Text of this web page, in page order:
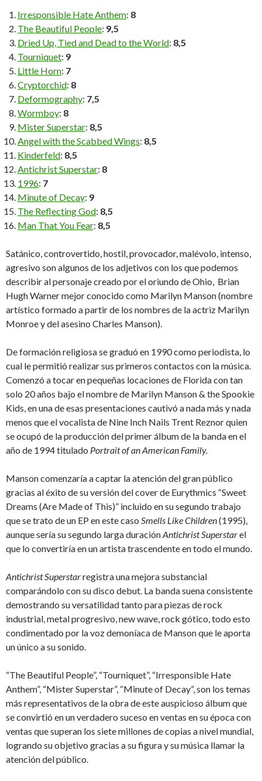
Irresponsible Hate Anthem: 8
The Beautiful People: 9,5
Dried Up, Tied and Dead to the World: 8,5
Tourniquet: 9
Little Horn: 7
Cryptorchid: 8
Deformography: 7,5
Wormboy: 8
Mister Superstar: 8,5
Angel with the Scabbed Wings: 8,5
Kinderfeld: 8,5
Antichrist Superstar: 8
1996: 7
Minute of Decay: 9
The Reflecting God: 8,5
Man That You Fear: 8,5
Satánico, controvertido, hostil, provocador, malévolo, intenso,
agresivo son algunos de los adjetivos con los que podemos
describir al personaje creado por el oriundo de Ohio, Brian
Hugh Warner mejor conocido como Marilyn Manson (nombre
artístico formado a partir de los nombres de la actriz Marilyn
Monroe y del asesino Charles Manson).
De formación religiosa se graduó en 1990 como periodista, lo
cual le permitió realizar sus primeros contactos con la música.
Comenzó a tocar en pequeñas locaciones de Florida con tan
solo 20 años bajo el nombre de Marilyn Manson & the Spookie
Kids, en una de esas presentaciones cautivó a nada más y nada
menos que el vocalista de Nine Inch Nails Trent Reznor quien
se ocupó de la producción del primer álbum de la banda en el
año de 1994 titulado Portrait of an American Family.
Manson comenzaría a captar la atención del gran público
gracias al éxito de su versión del cover de Eurythmics “Sweet
Dreams (Are Made of This)” incluido en su segundo trabajo
que se trato de un EP en este caso Smells Like Children(1995),
aunque sería su segundo larga duraciónAntichrist Superstarel
que lo convertiría en un artista trascendente en todo el mundo.
Antichrist Superstarregistra una mejora substancial
comparándolo con su disco debut. La banda suena consistente
demostrando su versatilidad tanto para piezas de rock
industrial, metal progresivo, new wave, rock gótico, todo esto
condimentado por la voz demoníaca de Manson que le aporta
un único a su sonido.
“The Beautiful People”, “Tourniquet”, “Irresponsible Hate
Anthem”, “Mister Superstar”, “Minute of Decay”, son los temas
más representativos de la obra de este auspicioso álbum que
se convirtió en un verdadero suceso en ventas en su época con
ventas que superan los siete millones de copias a nivel mundial,
logrando su objetivo gracias a su figura y su música llamar la
atención del público.